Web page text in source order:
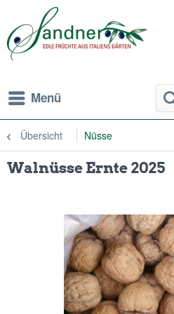
Menü
Übersicht Nüsse
Walnüsse Ernte 2025